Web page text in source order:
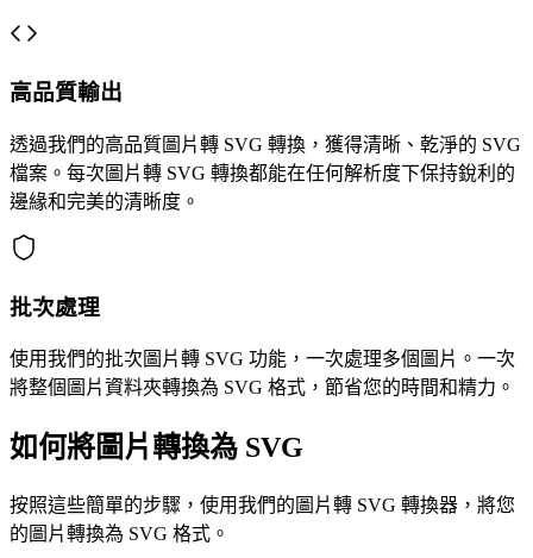
高品質輸出
透過我們的高品質圖片轉 SVG 轉換，獲得清晰、乾淨的 SVG
檔案。每次圖片轉 SVG 轉換都能在任何解析度下保持銳利的
邊緣和完美的清晰度。
批次處理
使用我們的批次圖片轉 SVG 功能，一次處理多個圖片。一次
將整個圖片資料夾轉換為 SVG 格式，節省您的時間和精力。
如何將圖片轉換為 SVG
按照這些簡單的步驟，使用我們的圖片轉 SVG 轉換器，將您
的圖片轉換為 SVG 格式。